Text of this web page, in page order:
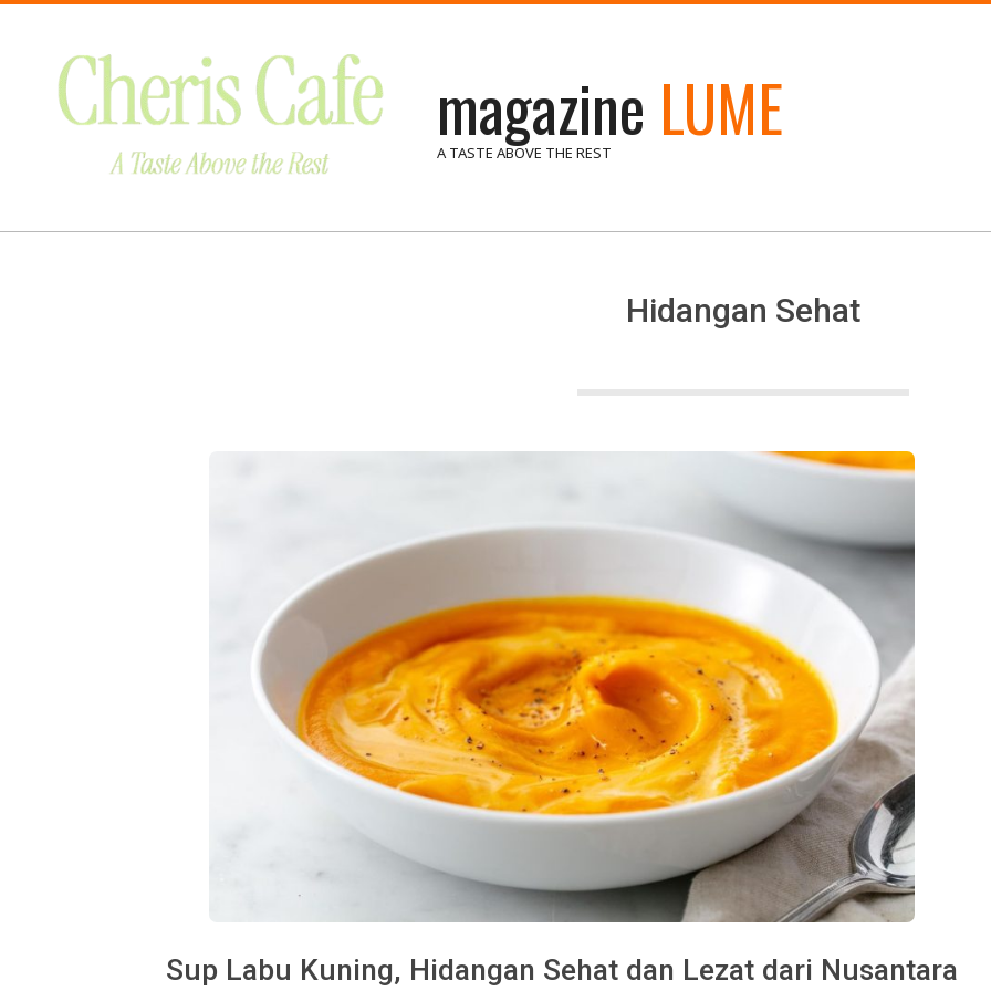
content
magazine LUME
A TASTE ABOVE THE REST
Hidangan Sehat
Sup Labu Kuning, Hidangan Sehat dan Lezat dari Nusantara